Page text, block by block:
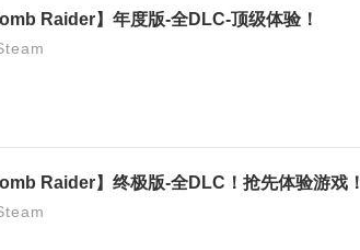
Raider】年度版-全DLC-顶级体验！
Raider】终极版-全DLC！抢先体验游戏！